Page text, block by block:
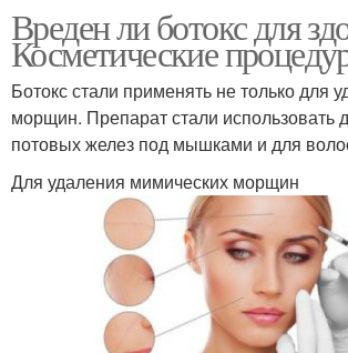
Вреден ли ботокс для
Косметические
Ботокс стали применять не только для
морщин. Препарат стали использовать
потовых желез под мышками и для
Для удаления мимических морщин